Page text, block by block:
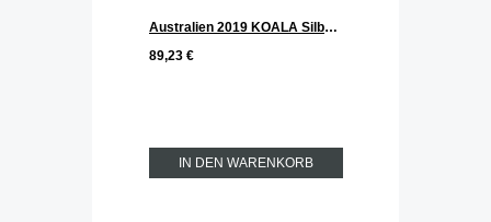
Australien 2019 KOALA Silber 1 oz
89,23 €
IN DEN WARENKORB